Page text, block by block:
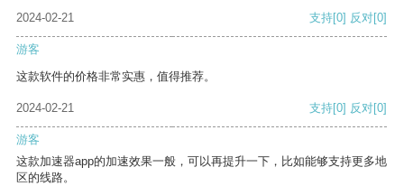
2024-02-21 支持[0] 反对[0]
游客
这款软件的价格非常实惠，值得推荐。
2024-02-21 支持[0] 反对[0]
游客
这款加速器app的加速效果一般，可以再提升一下，比如能够支持更多地
区的线路。